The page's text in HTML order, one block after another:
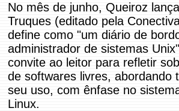
No mês de junho, Queiroz
Truques (editado pela
define como "um diário de
administrador de sistemas
convite ao leitor para refletir
de softwares livres, abordando
seu uso, com ênfase no
Linux.